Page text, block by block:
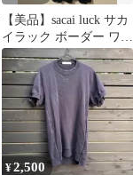
【美品】sacai luck サカ
イラック ボーダー ワン
ピース M
¥2,500